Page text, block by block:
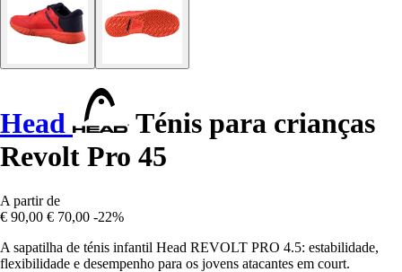
Head
Ténis para crianças
Revolt Pro 45
A partir de
€ 90,00 € 70,00 -22%
A sapatilha de ténis infantil Head REVOLT PRO 4.5: estabilidade,
flexibilidade e desempenho para os jovens atacantes em court.